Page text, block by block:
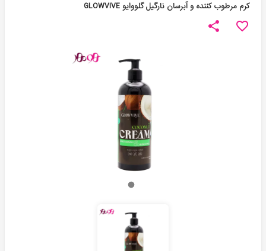
کرم مرطوب کننده و آبرسان نارگیل گلووایو GLOWVIVE